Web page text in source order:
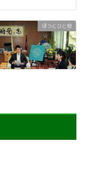
ほっとひと息